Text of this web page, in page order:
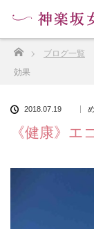
ブログ一覧
効果
2018.07.19
《健康》